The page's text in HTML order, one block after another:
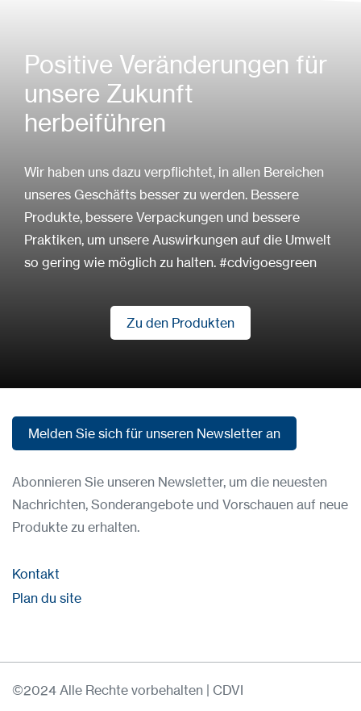
Positive Veränderungen für
unsere Zukunft
herbeiführen
Wir haben uns dazu verpflichtet, in allen Bereichen
unseres Geschäfts besser zu werden. Bessere
Produkte, bessere Verpackungen und bessere
Praktiken, um unsere Auswirkungen auf die Umwelt
so gering wie möglich zu halten. #cdvigoesgreen
Zu den Produkten
Melden Sie sich für unseren Newsletter an
Abonnieren Sie unseren Newsletter, um die neuesten
Nachrichten, Sonderangebote und Vorschauen auf neue
Produkte zu erhalten.
Kontakt
Plan du site
©2024 Alle Rechte vorbehalten | CDVI